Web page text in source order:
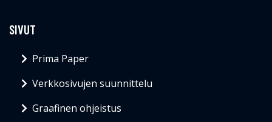
SIVUT
Prima Paper
Verkkosivujen suunnittelu
Graafinen ohjeistus